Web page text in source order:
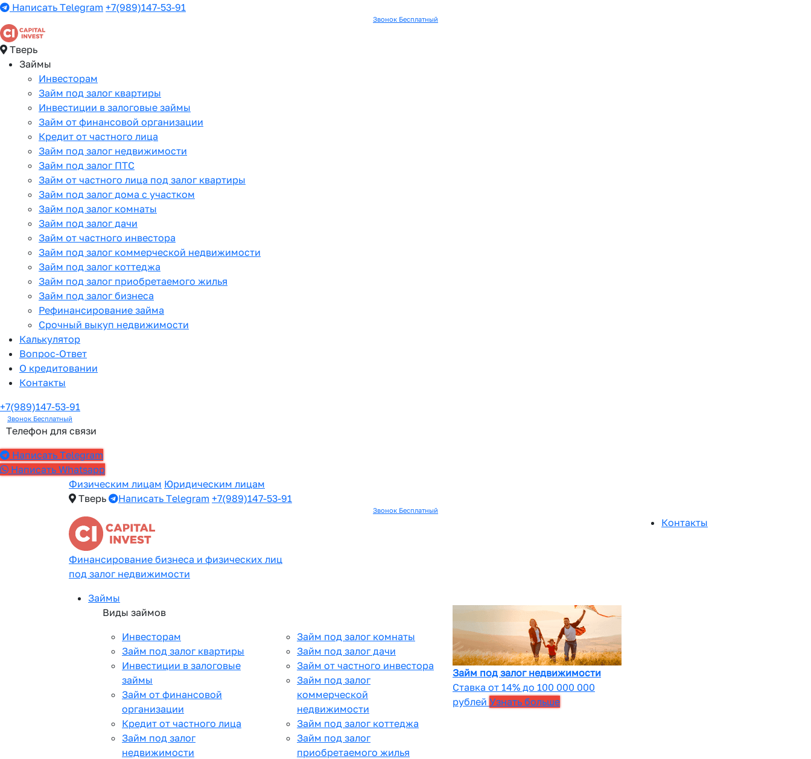
Написать Telegram +7(989)147-53-91
Звонок Бесплатный
Тверь
Займы
Инвесторам
Займ под залог квартиры
Инвестиции в залоговые займы
Займ от финансовой организации
Кредит от частного лица
Займ под залог недвижимости
Займ под залог ПТС
Займ от частного лица под залог квартиры
Займ под залог дома с участком
Займ под залог комнаты
Займ под залог дачи
Займ от частного инвестора
Займ под залог коммерческой недвижимости
Займ под залог коттеджа
Займ под залог приобретаемого жилья
Займ под залог бизнеса
Рефинансирование займа
Срочный выкуп недвижимости
Калькулятор
Вопрос-Ответ
О кредитовании
Контакты
+7(989)147-53-91
Звонок Бесплатный
Телефон для связи
Написать Telegram
Написать Whatsapp
Физическим лицам Юридическим лицам
Тверь
Написать Telegram +7(989)147-53-91
Звонок Бесплатный
Финансирование бизнеса и физических лиц
под залог недвижимости
Займы
Виды займов
Инвесторам
Займ под залог квартиры
Инвестиции в залоговые
займы
Займ от финансовой
организации
Кредит от частного лица
Займ под залог
недвижимости
Займ под залог комнаты
Займ под залог дачи
Займ от частного инвестора
Займ под залог
коммерческой
недвижимости
Займ под залог коттеджа
Займ под залог
приобретаемого жилья
Займ под залог недвижимости
Ставка от 14% до 100 000 000
рублей Узнать больше
Контакты